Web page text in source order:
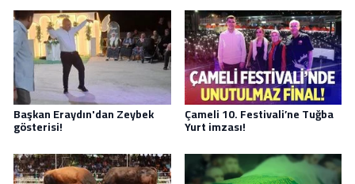
Başkan Eraydın'dan Zeybek
gösterisi!
Çameli 10. Festivali’ne Tuğba
Yurt imzası!